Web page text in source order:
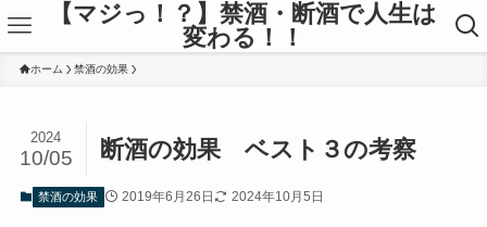
【マジっ！？】禁酒・断酒で人生は
変わる！！
ホーム 禁酒の効果
断酒の効果 ベスト３の考察
2024
10/05
禁酒の効果 2019年6月26日 2024年10月5日